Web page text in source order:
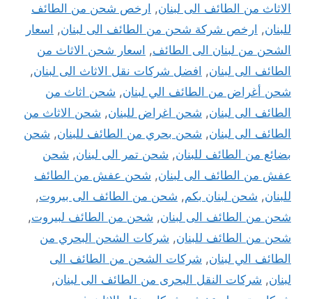
الاثاث من الطائف الى لبنان, ارخص شحن من الطائف
للبنان, ارخص شركة شحن من الطائف الى لبنان, اسعار
الشحن من لبنان الى الطائف, اسعار شحن الاثاث من
الطائف الى لبنان, افضل شركات نقل الاثاث الى لبنان,
شحن أغراض من الطائف الي لبنان, شحن اثاث من
الطائف الى لبنان, شحن اغراض للبنان, شحن الاثاث من
الطائف الى لبنان, شحن بحري من الطائف للبنان, شحن
بضائع من الطائف للبنان, شحن تمر الى لبنان, شحن
عفش من الطائف الى لبنان, شحن عفش من الطائف
للبنان, شحن لبنان بكم, شحن من الطائف الى بيروت,
شحن من الطائف الى لبنان, شحن من الطائف لبيروت,
شحن من الطائف للبنان, شركات الشحن البحري من
الطائف الي لبنان, شركات الشحن من الطائف الى
لبنان, شركات النقل البحرى من الطائف الى لبنان,